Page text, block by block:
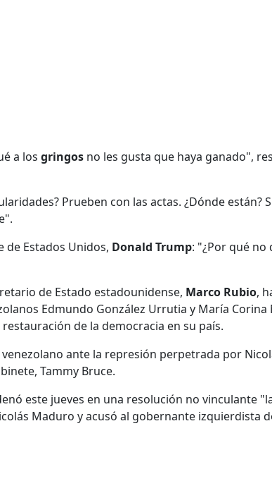
a los gringos no les gusta que haya ganado",
Prueben con las actas. ¿Dónde están?
Estados Unidos, Donald Trump: "¿Por qué
de Estado estadounidense, Marco Rubio,
Edmundo González Urrutia y María Corina
restauración de la democracia en su país.
ante la represión perpetrada por
Tammy Bruce.
este jueves en una resolución no vinculante
Maduro y acusó al gobernante izquierdista